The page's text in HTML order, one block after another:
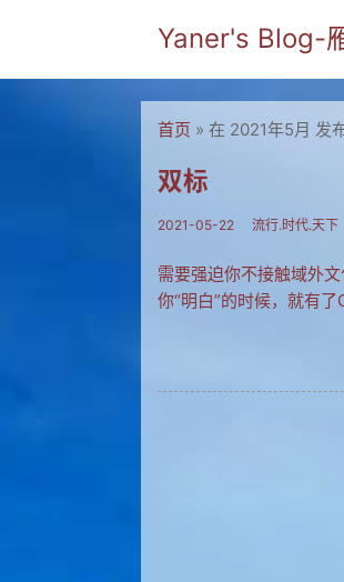
Yaner's Blog-
首页 » 在 2021年5月 发
双标
2021-05-22 流行.时代.天下
需要强迫你不接触域外
你“明白”的时候，就有了